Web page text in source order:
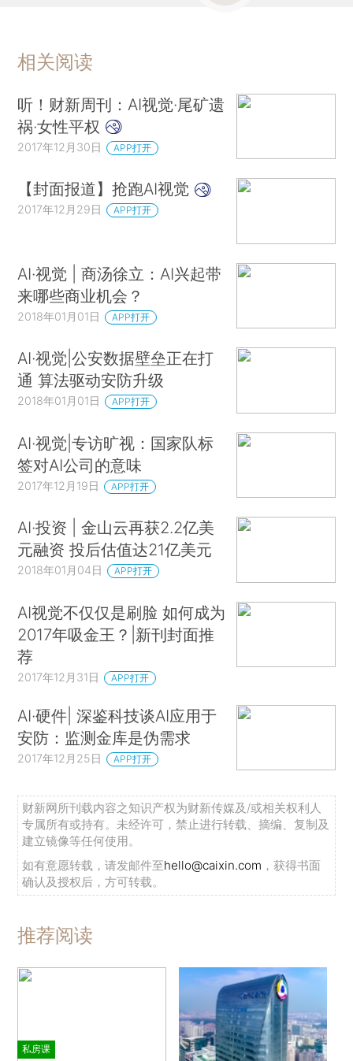
相关阅读
听！财新周刊：AI视觉·尾矿遗
祸·女性平权
2017年12月30日 APP打开
【封面报道】抢跑AI视觉
2017年12月29日 APP打开
AI·视觉 | 商汤徐立：AI兴起带
来哪些商业机会？
2018年01月01日 APP打开
AI·视觉|公安数据壁垒正在打
通 算法驱动安防升级
2018年01月01日 APP打开
AI·视觉|专访旷视：国家队标
签对AI公司的意味
2017年12月19日 APP打开
AI·投资 | 金山云再获2.2亿美
元融资 投后估值达21亿美元
2018年01月04日 APP打开
AI视觉不仅仅是刷脸 如何成为
2017年吸金王？|新刊封面推
荐
2017年12月31日 APP打开
AI·硬件| 深鉴科技谈AI应用于
安防：监测金库是伪需求
2017年12月25日 APP打开
财新网所刊载内容之知识产权为财新传媒及/或相关权利人
专属所有或持有。未经许可，禁止进行转载、摘编、复制及
建立镜像等任何使用。
如有意愿转载，请发邮件至hello@caixin.com ，获得书面
确认及授权后，方可转载。
推荐阅读
私房课